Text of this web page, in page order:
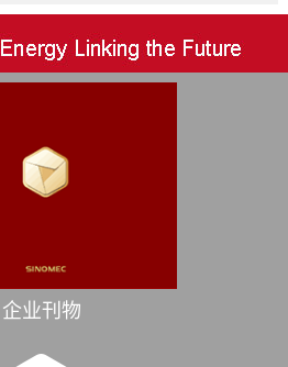
企业刊物